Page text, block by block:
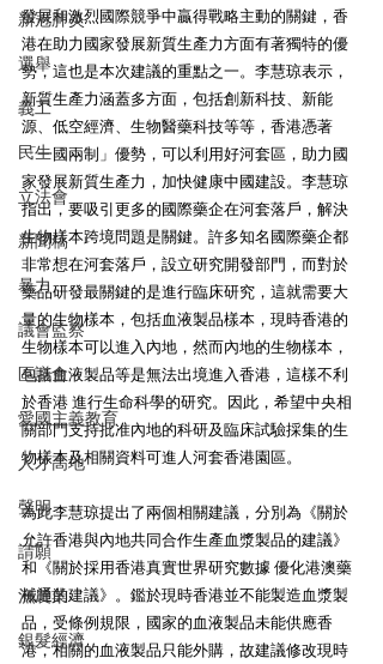
新冠肺炎
選舉
義工
民生
立法會
新聞稿
暴力
議會監察
區議會
愛國主義教育
人才高地
聲明
請願
漁農業
銀髮經濟
發展和激烈國際競爭中贏得戰略主動的關鍵，香
港在助力國家發展新質生產力方面有著獨特的優
勢，這也是本次建議的重點之一。李慧琼表示，
新質生產力涵蓋多方面，包括創新科技、新能
源、低空經濟、生物醫藥科技等等，香港憑著
「一國兩制」優勢，可以利用好河套區，助力國
家發展新質生產力，加快健康中國建設。李慧琼
指出，要吸引更多的國際藥企在河套落戶，解決
生物樣本跨境問題是關鍵。許多知名國際藥企都
非常想在河套落戶，設立研究開發部門，而對於
藥品研發最關鍵的是進行臨床研究，這就需要大
量的生物樣本，包括血液製品樣本，現時香港的
生物樣本可以進入內地，然而內地的生物樣本，
包括血液製品等是無法出境進入香港，這樣不利
於香港 進行生命科學的研究。因此，希望中央相
關部門支持批准內地的科研及臨床試驗採集的生
物樣本及相關資料可進人河套香港園區。
為此李慧琼提出了兩個相關建議，分別為《關於
允許香港與內地共同合作生產血漿製品的建議》
和《關於採用香港真實世界研究數據 優化港澳藥
械通的建議》。鑑於現時香港並不能製造血漿製
品，受條例規限，國家的血液製品未能供應香
港，相關的血液製品只能外購，故建議修改現時